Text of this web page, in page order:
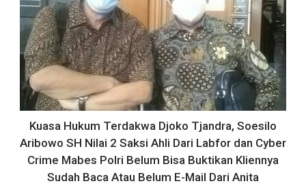
Kuasa Hukum Terdakwa Djoko Tjandra, Soesilo
Aribowo SH Nilai 2 Saksi Ahli Dari Labfor dan Cyber
Crime Mabes Polri Belum Bisa Buktikan Kliennya
Sudah Baca Atau Belum E-Mail Dari Anita